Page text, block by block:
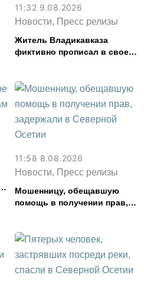
11:32 9.08.2026
Новости, Пресс релизы
Житель Владикавказа
фиктивно прописал в своем
11:58 8.08.2026
Новости, Пресс релизы
Мошенницу, обещавшую
помощь в получении прав,